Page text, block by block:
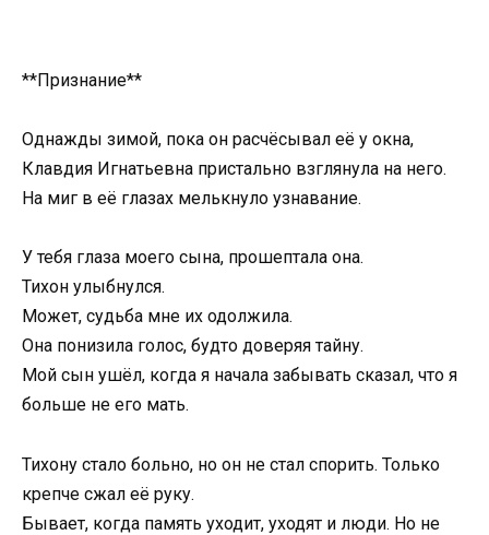
**Признание**
Однажды зимой, пока он расчёсывал её у окна,
Клавдия Игнатьевна пристально взглянула на него.
На миг в её глазах мелькнуло узнавание.
У тебя глаза моего сына, прошептала она.
Тихон улыбнулся.
Может, судьба мне их одолжила.
Она понизила голос, будто доверяя тайну.
Мой сын ушёл, когда я начала забывать сказал, что я
больше не его мать.
Тихону стало больно, но он не стал спорить. Только
крепче сжал её руку.
Бывает, когда память уходит, уходят и люди. Но не